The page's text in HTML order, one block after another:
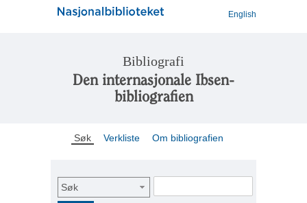
English
Bibliografi
Den internasjonale Ibsen-
bibliografien
Søk Verkliste Om bibliografien
Søk